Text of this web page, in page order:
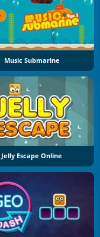
Music Submarine
Jelly Escape Online